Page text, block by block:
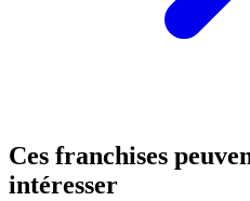
Ces franchises
intéresser